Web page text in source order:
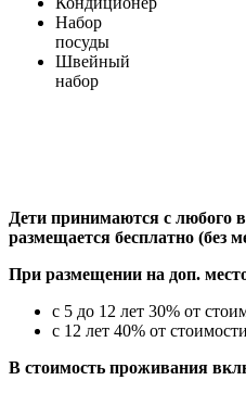
Набор
посуды
Швейный
набор
Дети принимаются с любого
размещается бесплатно (без
При размещении на доп.
с 5 до 12 лет 30% от
с 12 лет 40% от
В стоимость проживания